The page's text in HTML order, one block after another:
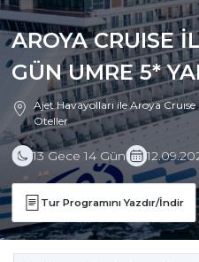
AROYA CRUISE
GÜN UMRE 5*
Ajet Havayolları ile Aroya Cruıse
Oteller
13 Gece 14 Gün
Tur Programını Yazdır/İndir